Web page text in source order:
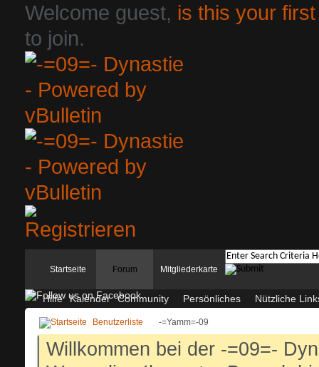
Welcome guest, is this your
to join.
Startseite Forum
Hilfe Kalender Community Persönliches Nützliche
Mitgliederkarte
Benutzerliste -=Yamm=-09
Willkommen bei der -=09=-